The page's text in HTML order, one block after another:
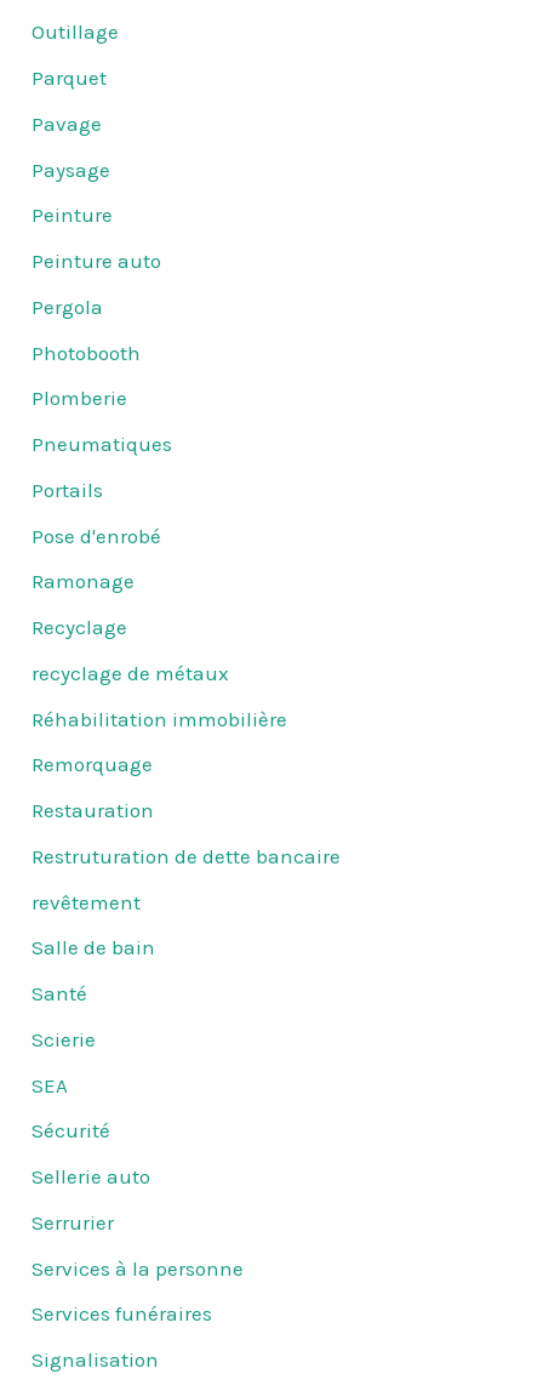
Outillage
Parquet
Pavage
Paysage
Peinture
Peinture auto
Pergola
Photobooth
Plomberie
Pneumatiques
Portails
Pose d'enrobé
Ramonage
Recyclage
recyclage de métaux
Réhabilitation immobilière
Remorquage
Restauration
Restruturation de dette bancaire
revêtement
Salle de bain
Santé
Scierie
SEA
Sécurité
Sellerie auto
Serrurier
Services à la personne
Services funéraires
Signalisation